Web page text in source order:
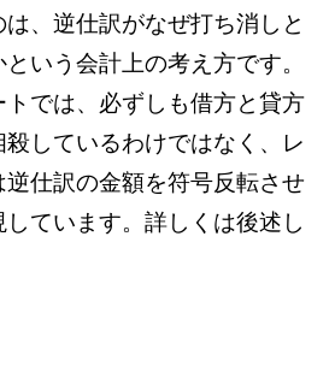
、逆仕訳がなぜ打ち消しと
いう会計上の考え方です。
では、必ずしも借方と貸方
しているわけではなく、レ
仕訳の金額を符号反転させ
ています。詳しくは後述し